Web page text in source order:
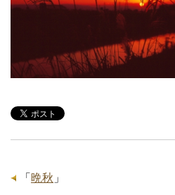
「 晩秋 」